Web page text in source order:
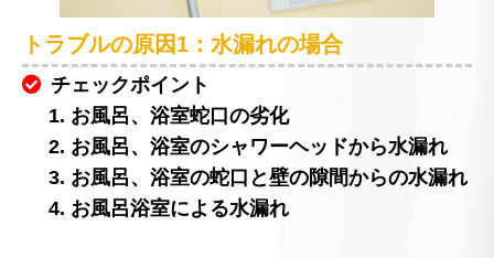
トラブルの原因1：水漏れの場合
チェックポイント
1. お風呂、浴室蛇口の劣化
2. お風呂、浴室のシャワーヘッドから水漏れ
3. お風呂、浴室の蛇口と壁の隙間からの水漏れ
4. お風呂浴室による水漏れ